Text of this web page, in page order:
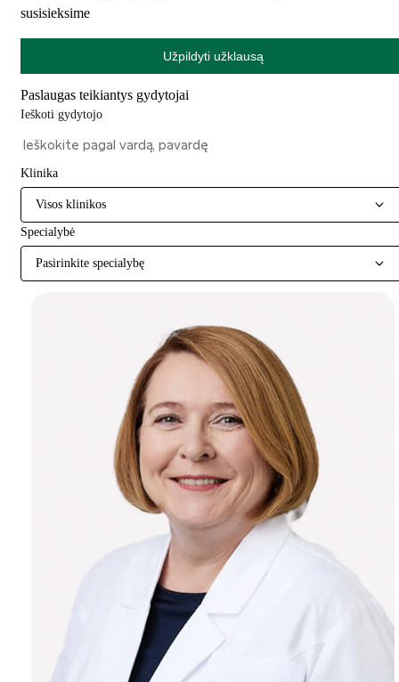
susisieksime
Užpildyti užklausą
Paslaugas teikiantys gydytojai
Ieškoti gydytojo
Klinika
Visos klinikos
Specialybė
Pasirinkite specialybę